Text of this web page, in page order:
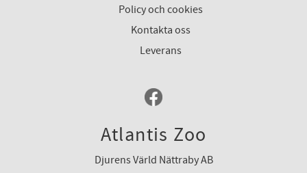
Policy och cookies
Kontakta oss
Leverans
Atlantis Zoo
Djurens Värld Nättraby AB